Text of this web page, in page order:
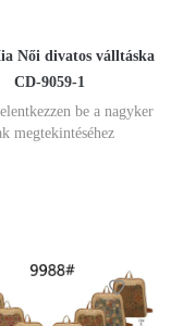
Női divatos válltáska
CD-9059-1
be a nagyker
megtekintéséhez